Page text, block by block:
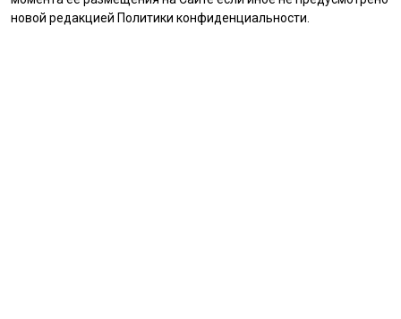
новой редакцией Политики конфиденциальности.